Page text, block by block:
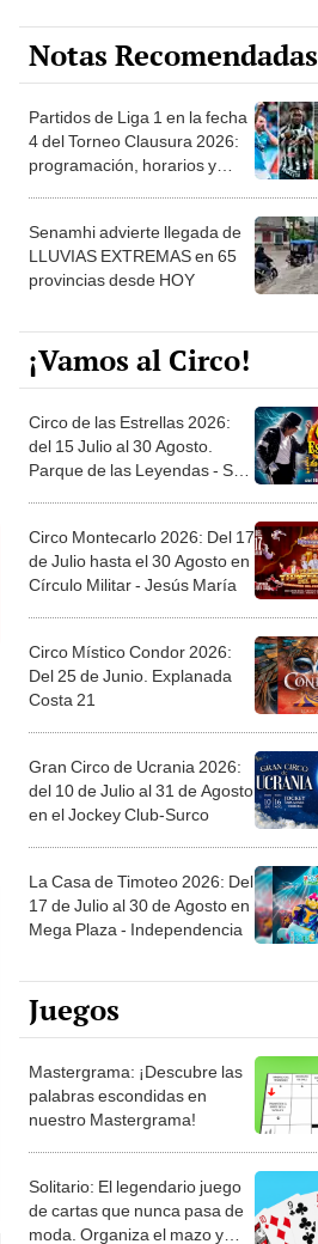
Notas Recomendadas
Partidos de Liga 1 en la fecha
4 del Torneo Clausura 2026:
programación, horarios y
Senamhi advierte llegada de
LLUVIAS EXTREMAS en 65
provincias desde HOY
¡Vamos al Circo!
Circo de las Estrellas 2026:
del 15 Julio al 30 Agosto.
Parque de las Leyendas - San
Circo Montecarlo 2026: Del 17
de Julio hasta el 30 Agosto en
Círculo Militar - Jesús María
Circo Místico Condor 2026:
Del 25 de Junio. Explanada
Costa 21
Gran Circo de Ucrania 2026:
del 10 de Julio al 31 de Agosto
en el Jockey Club-Surco
La Casa de Timoteo 2026: Del
17 de Julio al 30 de Agosto en
Mega Plaza - Independencia
Juegos
Mastergrama: ¡Descubre las
palabras escondidas en
nuestro Mastergrama!
Solitario: El legendario juego
de cartas que nunca pasa de
moda. Organiza el mazo y